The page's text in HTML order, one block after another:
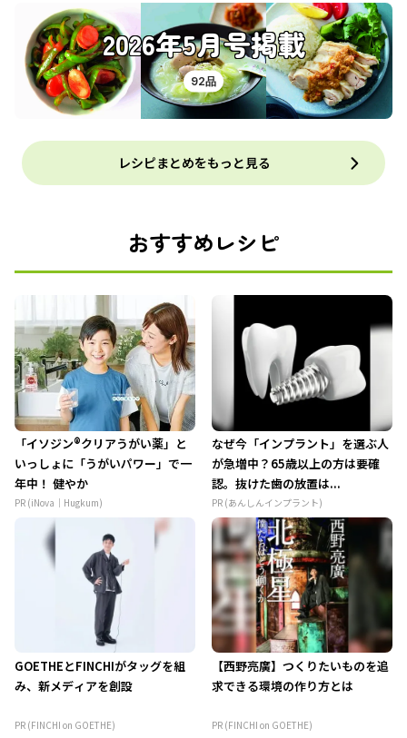
2026年5月号掲載
92品
レシピまとめをもっと見る
おすすめレシピ
「イソジン®クリアうがい薬」と
いっしょに「うがいパワー」で一
年中！ 健やか
PR (iNova｜Hugkum)
なぜ今「インプラント」を選ぶ人
が急増中？65歳以上の方は要確
認。抜けた歯の放置は...
PR (あんしんインプラント)
GOETHEとFINCHIがタッグを組
み、新メディアを創設
PR (FINCHI on GOETHE)
【西野亮廣】つくりたいものを追
求できる環境の作り方とは
PR (FINCHI on GOETHE)